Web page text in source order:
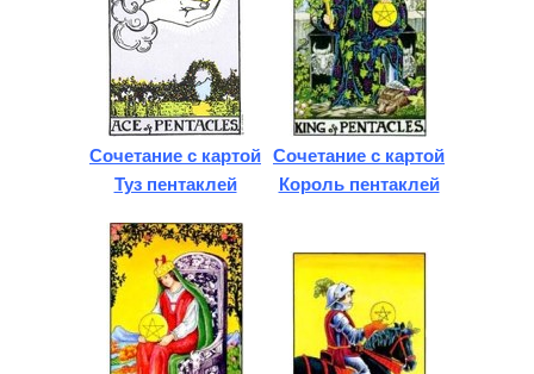
Сочетание с картой
Туз пентаклей
Сочетание с картой
Король пентаклей